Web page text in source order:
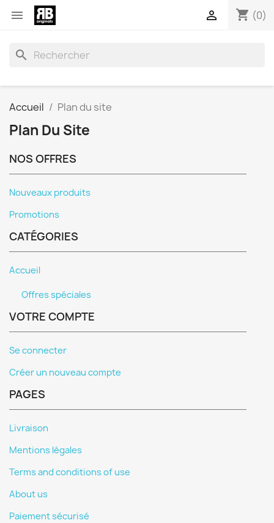
 shopping_cart (0)

search
Accueil Plan du site
Plan Du Site
NOS OFFRES
Nouveaux produits
Promotions
CATÉGORIES
Accueil
Offres spéciales
VOTRE COMPTE
Se connecter
Créer un nouveau compte
PAGES
Livraison
Mentions légales
Terms and conditions of use
About us
Paiement sécurisé